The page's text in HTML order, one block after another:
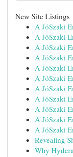
New Site Listings
A JóSzaki
A JóSzaki
A JóSzaki
A JóSzaki
A JóSzaki
A JóSzaki
A JóSzaki
A JóSzaki
A JóSzaki
A JóSzaki
A JóSzaki
Revealing
Why